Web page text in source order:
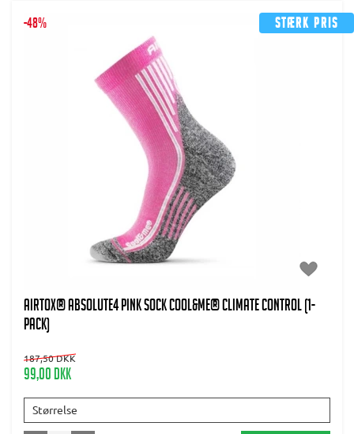
Stærk pris
-48%
AIRTOX® Absolute4 Pink Sock Cool&Me® climate control (1-
pack)
187,50 DKK
99,00 DKK
Størrelse